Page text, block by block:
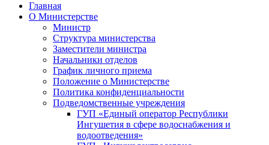
Главная
О Министерстве
Министр
Cтруктура министерства
Заместители министра
Начальники отделов
График личного приема
Положение о Министерстве
Политика конфиденциальности
Подведомственные учреждения
ГУП «Единый оператор Республики
Ингушетия в сфере водоснабжения и
водоотведения»